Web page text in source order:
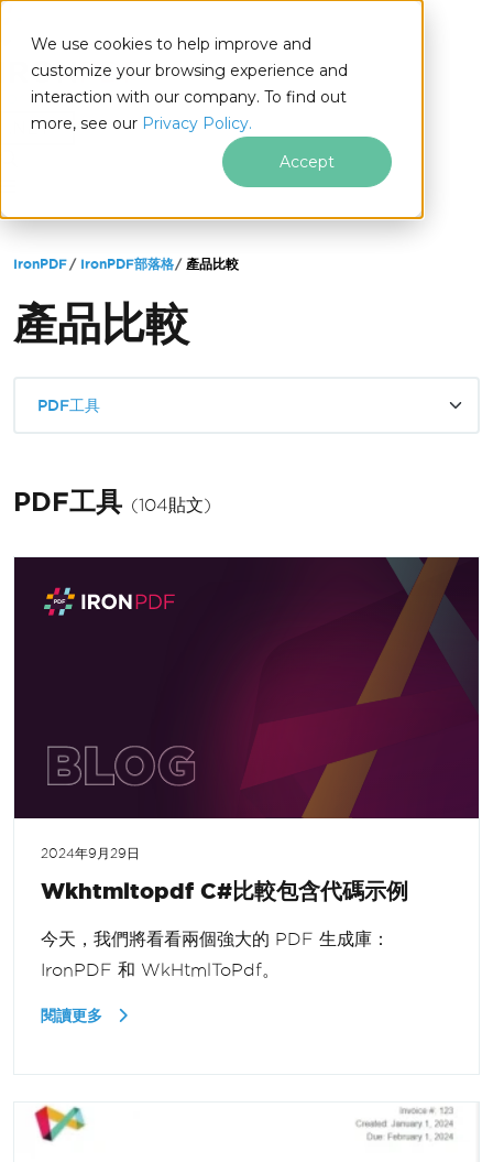
We use cookies to help improve and
customize your browsing experience and
interaction with our company. To find out
more, see our Privacy Policy.
Accept
.NET
跳至頁尾內容
IronPDF IronPDF部落格 產品比較
產品比較
PDF工具
PDF工具 (104貼文)
2024年9月29日
Wkhtmltopdf C#比較包含代碼示例
今天，我們將看看兩個強大的 PDF 生成庫：
IronPDF 和 WkHtmlToPdf。
閱讀更多